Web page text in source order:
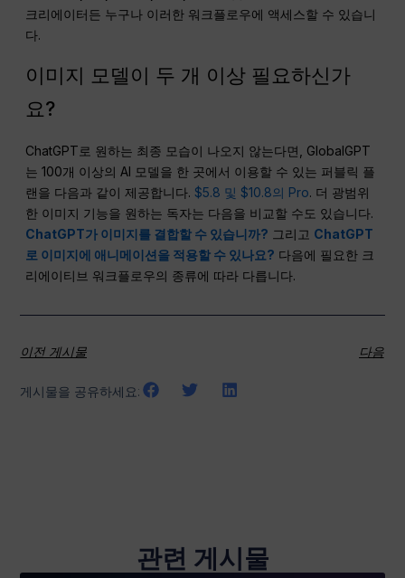
크리에이터든 누구나 이러한 워크플로우에 액세스할 수 있습니
다.
이미지 모델이 두 개 이상 필요하신가
요?
ChatGPT로 원하는 최종 모습이 나오지 않는다면, GlobalGPT
는 100개 이상의 AI 모델을 한 곳에서 이용할 수 있는 퍼블릭 플
랜을 다음과 같이 제공합니다.$5.8 및 $10.8의 Pro. 더 광범위
한 이미지 기능을 원하는 독자는 다음을 비교할 수도 있습니다.
ChatGPT가 이미지를 결합할 수 있습니까? 그리고 ChatGPT
로 이미지에 애니메이션을 적용할 수 있나요? 다음에 필요한 크
리에이티브 워크플로우의 종류에 따라 다릅니다.
이전 게시물 다음
게시물을 공유하세요:
관련 게시물